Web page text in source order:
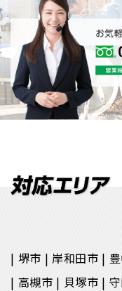
堺市 岸和田市
高槻市
貝塚市